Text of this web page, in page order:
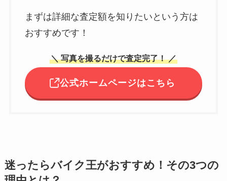
まずは詳細な査定額を知りたいという方は
おすすめです！
＼ 写真を撮るだけで査定完了！ ／
公式ホームページはこちら
迷ったらバイク王がおすすめ！その3つの